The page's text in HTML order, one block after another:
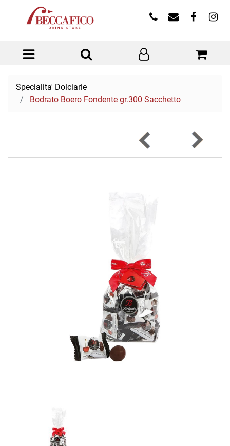
Open menu
Specialita' Dolciarie
Bodrato Boero Fondente gr.300 Sacchetto